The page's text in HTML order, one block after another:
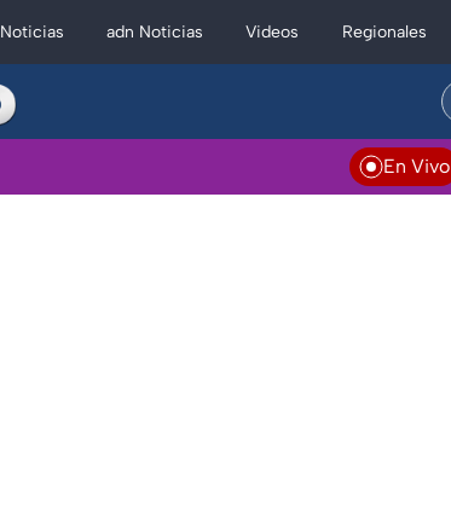
Noticias adn Noticias Videos Regionales
En Vivo